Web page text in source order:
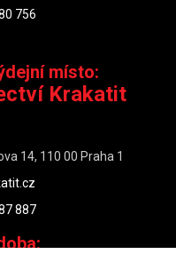
756
místo:
Krakatit
14, 110 00 Praha 1
887